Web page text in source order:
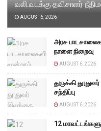
வலி.வடக்கு தவிசாளர்
AUGUST 6, 2026
அரச
நாளை நிறைவு
AUGUST 6, 2026
துருக்கி
சந்திப்பு
AUGUST 6, 2026
12